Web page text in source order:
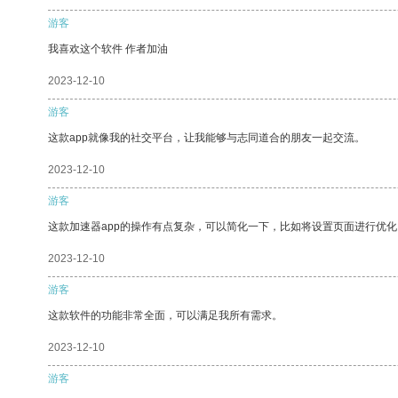
游客
我喜欢这个软件 作者加油
2023-12-10
游客
这款app就像我的社交平台，让我能够与志同道合的朋友一起交流。
2023-12-10
游客
这款加速器app的操作有点复杂，可以简化一下，比如将设置页面进行优
2023-12-10
游客
这款软件的功能非常全面，可以满足我所有需求。
2023-12-10
游客